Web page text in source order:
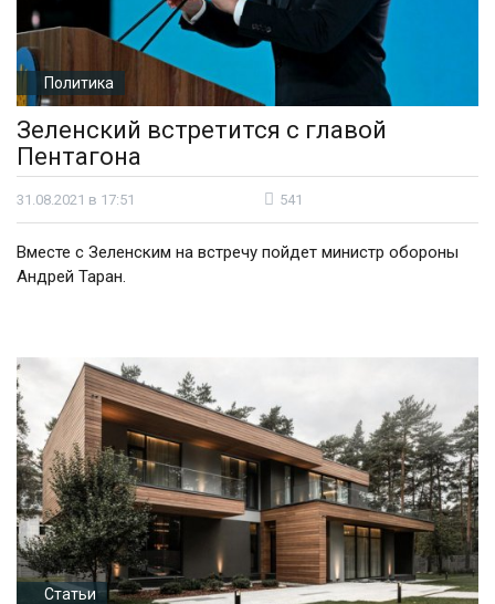
Политика
Зеленский встретится с главой
Пентагона
31.08.2021 в 17:51 541
Вместе с Зеленским на встречу пойдет министр обороны
Андрей Таран.
Статьи